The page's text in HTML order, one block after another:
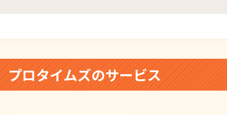
プロタイムズのサービス